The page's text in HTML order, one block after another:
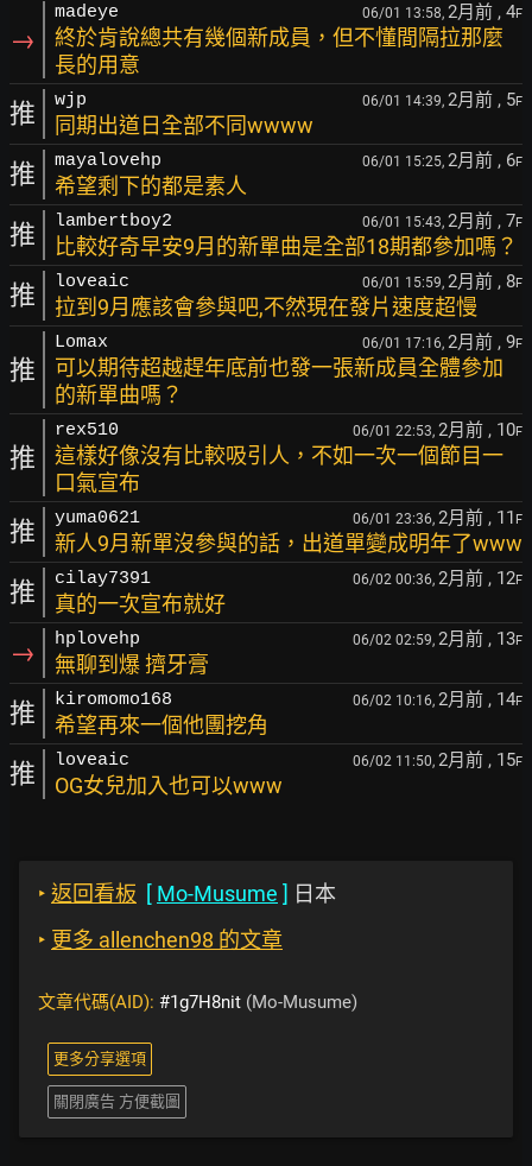
→
madeye 06/01 13:58, 2月前 , 4F
終於肯說總共有幾個新成員，但不懂間隔拉那麼
長的用意
推 wjp 06/01 14:39, 2月前 , 5F
同期出道日全部不同wwww
推 mayalovehp 06/01 15:25, 2月前 , 6F
希望剩下的都是素人
推 lambertboy2 06/01 15:43, 2月前 , 7F
比較好奇早安9月的新單曲是全部18期都參加嗎？
推 loveaic 06/01 15:59, 2月前 , 8F
拉到9月應該會參與吧,不然現在發片速度超慢
推
Lomax 06/01 17:16, 2月前 , 9F
可以期待超越趕年底前也發一張新成員全體參加
的新單曲嗎？
推
rex510 06/01 22:53, 2月前 , 10F
這樣好像沒有比較吸引人，不如一次一個節目一
口氣宣布
推 yuma0621 06/01 23:36, 2月前 , 11 F
新人9月新單沒參與的話，出道單變成明年了www
推 cilay7391 06/02 00:36, 2月前 , 12F
真的一次宣布就好
→ hplovehp 06/02 02:59, 2月前 , 13F
無聊到爆 擠牙膏
推 kiromomo168 06/02 10:16, 2月前 , 14F
希望再來一個他團挖角
推 loveaic 06/02 11:50, 2月前 , 15F
OG女兒加入也可以www
‣ 返回看板 [ Mo-Musume ] 日本
‣ 更多 allenchen98 的文章
文章代碼(AID): #1g7H8nit (Mo-Musume)
更多分享選項
關閉廣告 方便截圖